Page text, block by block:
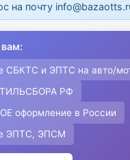
на почту
СБКТС и ЭПТС на авто/
РФ
оформление в России
ЭПТС, ЭПСМ